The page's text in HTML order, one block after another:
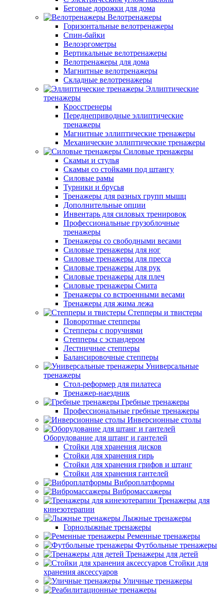
Беговые дорожки для дома
Велотренажеры
Горизонтальные велотренажеры
Спин-байки
Велоэргометры
Вертикальные велотренажеры
Велотренажеры для дома
Магнитные велотренажеры
Складные велотренажеры
Эллиптические
тренажеры
Кросстренеры
Переднеприводные эллиптические
тренажеры
Магнитные эллиптические тренажеры
Механические эллиптические тренажеры
Силовые тренажеры
Скамьи и стулья
Скамьи со стойками под штангу
Силовые рамы
Турники и брусья
Тренажеры для разных групп мышц
Дополнительные опции
Инвентарь для силовых тренировок
Профессиональные грузоблочные
тренажеры
Тренажеры со свободными весами
Силовые тренажеры для ног
Силовые тренажеры для пресса
Силовые тренажеры для рук
Силовые тренажеры для плеч
Силовые тренажеры Смита
Тренажеры со встроенными весами
Тренажеры для жима лежа
Степперы и твистеры
Поворотные степперы
Степперы с поручнями
Степперы с эспандером
Лестничные степперы
Балансировочные степперы
Универсальные
тренажеры
Стол-реформер для пилатеса
Тренажер-наездник
Гребные тренажеры
Профессиональные гребные тренажеры
Инверсионные столы
Оборудование для штанг и гантелей
Стойки для хранения дисков
Стойки для хранения гирь
Стойки для хранения грифов и штанг
Стойки для хранения гантелей
Виброплатформы
Вибромассажеры
Тренажеры для
кинезотерапии
Лыжные тренажеры
Горнолыжные тренажеры
Ременные тренажеры
Футбольные тренажеры
Тренажеры для детей
Стойки для
хранения аксессуаров
Уличные тренажеры